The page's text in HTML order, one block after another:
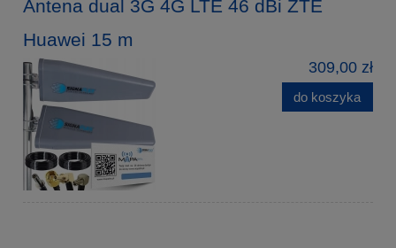
Antena dual 3G 4G LTE 46 dBi ZTE
Huawei 15 m
309,00 zł
do koszyka